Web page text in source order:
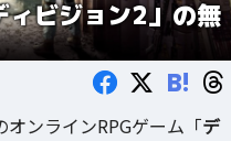
ィビジョン2」の無
B!
オンラインRPGゲーム「デ